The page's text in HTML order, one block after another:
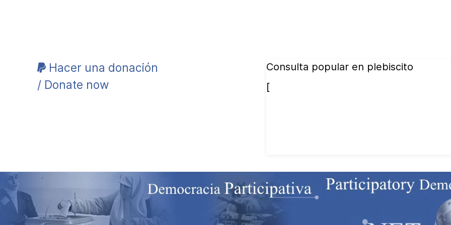
Hacer una donación
/ Donate now
Consulta popular en plebiscito
[